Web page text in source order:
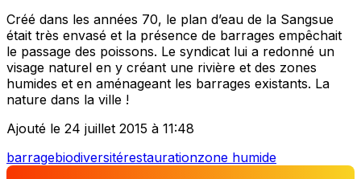
Créé dans les années 70, le plan d’eau de la Sangsue
était très envasé et la présence de barrages empêchait
le passage des poissons. Le syndicat lui a redonné un
visage naturel en y créant une rivière et des zones
humides et en aménageant les barrages existants. La
nature dans la ville !
Ajouté le 24 juillet 2015 à 11:48
barragebiodiversitérestaurationzone humide